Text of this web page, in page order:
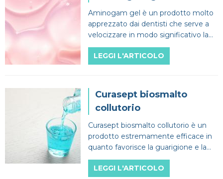
Aminogam gel è un prodotto molto
apprezzato dai dentisti che serve a
velocizzare in modo significativo la
guarigione del cavo orale.
LEGGI L'ARTICOLO
Curasept biosmalto
collutorio
Curasept biosmalto collutorio è un
prodotto estremamente efficace in
quanto favorisce la guarigione e la
rigenerazioni dopo lesioni orali anche
serie.
LEGGI L'ARTICOLO